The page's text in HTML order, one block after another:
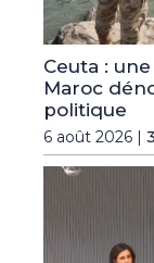
Ceuta :
Maroc
politique
6 août 2026 |